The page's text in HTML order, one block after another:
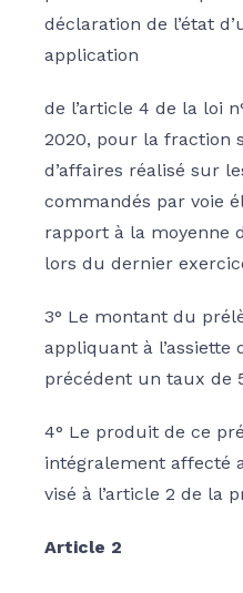
déclaration de l’état
application
de l’article 4 de la loi
2020, pour la fraction
d’affaires réalisé sur
commandés par voie
rapport à la moyenne
lors du dernier
3° Le montant du
appliquant à l’assiette
précédent un taux de
4° Le produit de ce
intégralement affecté
visé à l’article 2 de la
Article 2